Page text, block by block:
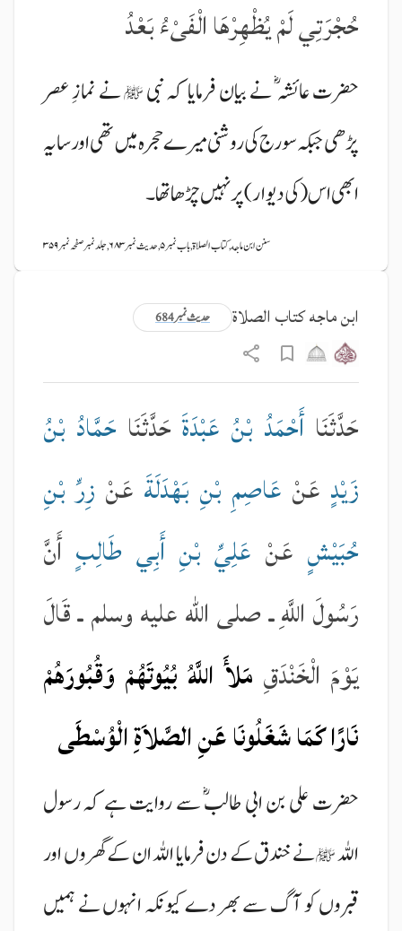
حُجْرَتِي لَمْ يُظْهِرْهَا الْفَىْءُ بَعْدُ
حضرت عائشہ ؓ نے بیان فرمایا کہ نبی ﷺنے نمازِ عصر
پڑھی جبکہ سورج کی روشنی میرے حجرہ میں تھی اور سایہ
ابھی اس (کی دیوار) پر نہیں چڑھا تھا۔
سنن ابن ماجه, کتاب الصلاة, باب نمبر ۵, حدیث نمبر ۶۸۳, جلد نمبر صفحہ نمبر ۳۵۹
حدیث نمبر 684 ابن ماجه کتاب الصلاة
حَدَّثَنَاأَحْمَدُ بْنُ عَبْدَةَحَدَّثَنَا حَمَّادُ بْنُ
زَيْدٍ عَنْ عَاصِمِ بْنِ بَهْدَلَةَ عَنْ زِرِّ بْنِ
حُبَيْشٍ عَنْ عَلِيِّ بْنِ أَبِي طَالِبٍ أَنَّ
رَسُولَ اللَّهِ ـ صلى الله عليه وسلم ـ قَالَ
يَوْمَ الْخَنْدَقِ مَلأَ اللَّهُ بُيُوتَهُمْ وَقُبُورَهُمْ
نَارًا كَمَا شَغَلُونَا عَنِ الصَّلاَةِ الْوُسْطَى
حضرت علی بن ابی طالبؓ سے روایت ہے کہ رسول
اللہﷺنے خندق کے دن فرمایا اللہ ان کے گھروں اور
قبروں کو آگ سے بھر دے کیونکہ انہوں نے ہمیں